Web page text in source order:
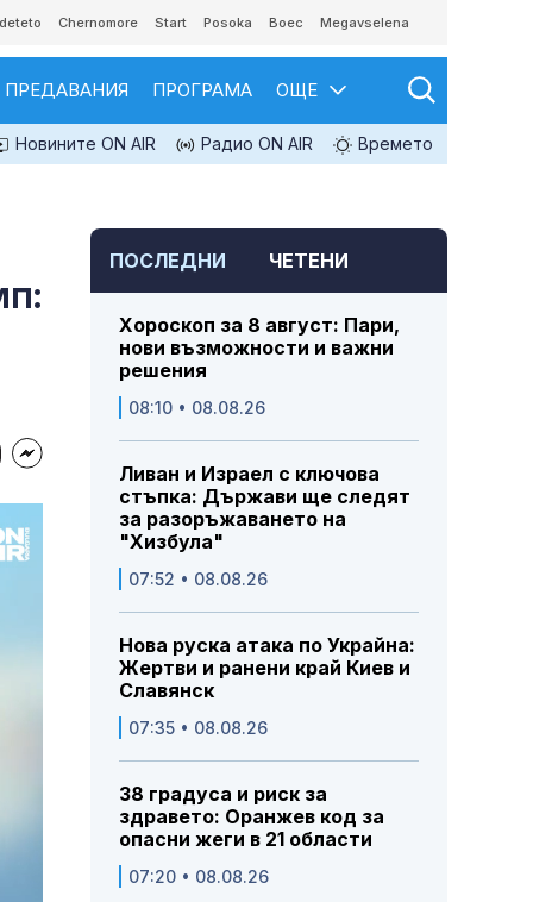
Chernomore Start Posoka Boec Megavselena
ПРЕДАВАНИЯ ПРОГРАМА ОЩЕ
Новините ON AIR Радио ON AIR Времето
ПОСЛЕДНИ ЧЕТЕНИ
Хороскоп за 8 август: Пари,
нови възможности и важни
решения
08:10 • 08.08.26
Ливан и Израел с ключова
стъпка: Държави ще следят
за разоръжаването на
"Хизбула"
07:52 • 08.08.26
Нова руска атака по Украйна:
Жертви и ранени край Киев и
Славянск
07:35 • 08.08.26
38 градуса и риск за
здравето: Оранжев код за
опасни жеги в 21 области
07:20 • 08.08.26